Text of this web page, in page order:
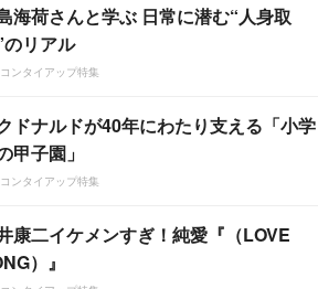
海荷さんと学ぶ 日常に潜む“人身取
のリアル
ンタイアップ特集
ドナルドが40年にわたり支える「小学
甲子園」
ンタイアップ特集
康二イケメンすぎ！純愛『（LOVE
）』